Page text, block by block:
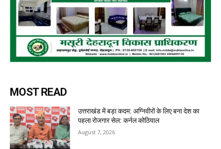
MOST READ
उत्तराखंड में बड़ा कदम: अग्निवीरों के लिए बना देश का
पहला रोजगार सेल: कर्नल कोठियाल
August 7, 2026